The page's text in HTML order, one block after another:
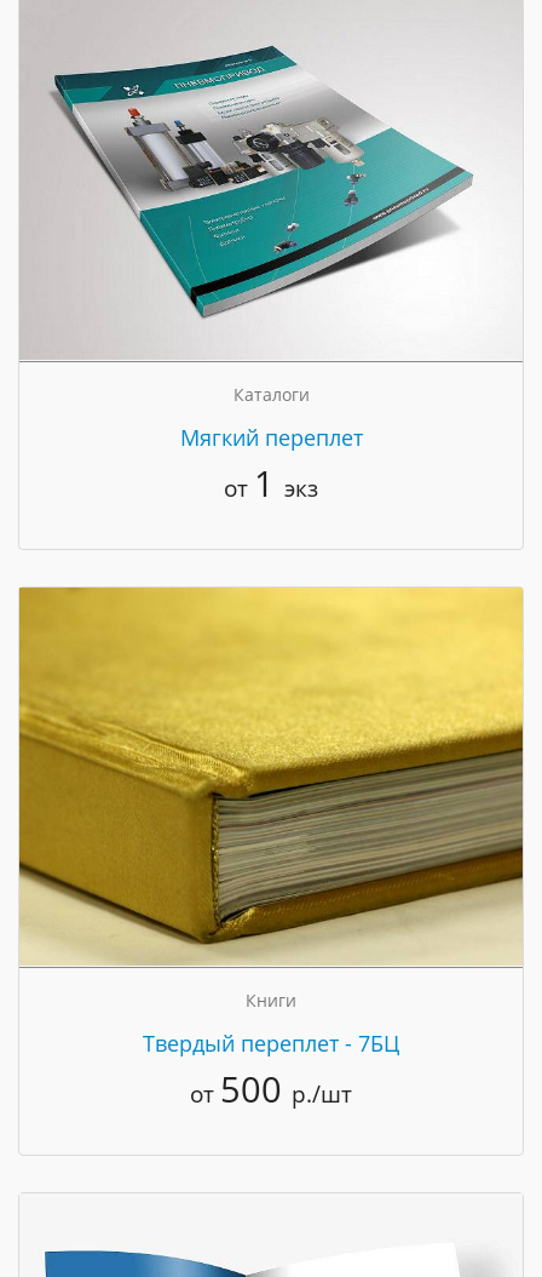
Каталоги
Мягкий переплет
от 1 экз
Книги
Твердый переплет - 7БЦ
от 500 р./шт